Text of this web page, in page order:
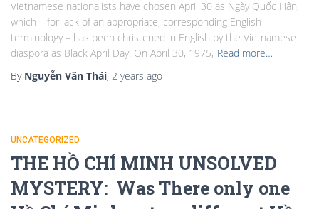
Vietnamese nationalists have chosen April 30 as Ngày Quốc Hận,
which – for lack of an appropriate, corresponding English
terminology – has been christened in English by the Vietnamese
diaspora as Black April Day. On April 30, 1975, Read more…
By Nguyễn Văn Thái, 2 years ago
UNCATEGORIZED
THE HỒ CHÍ MINH UNSOLVED
MYSTERY: Was There only one